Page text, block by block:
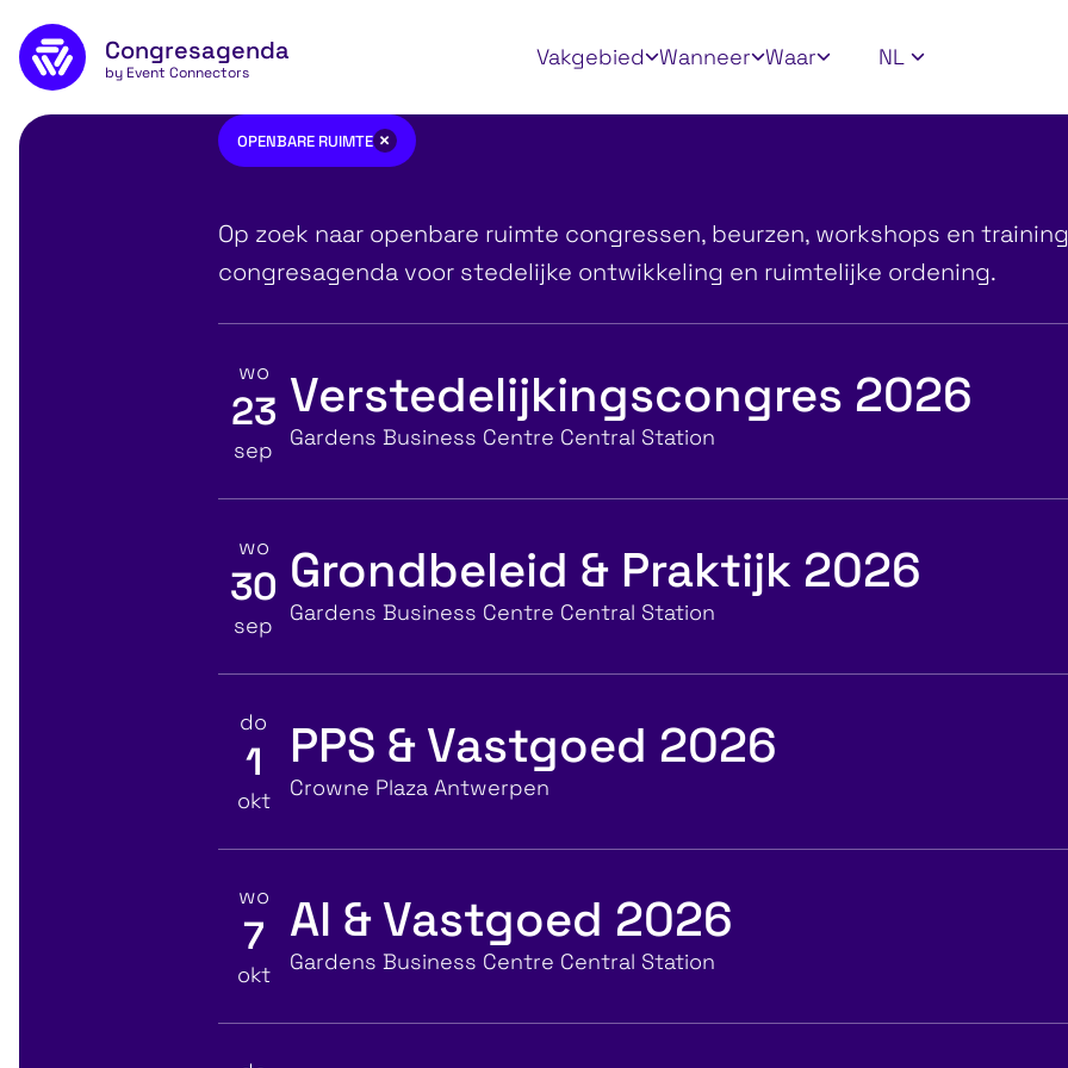
Naar de inhoud
Congresagenda
by Event Connectors
Vakgebied Wanneer Waar
Apply filters NL
openbare ruimte
OPENBARE RUIMTE ×
Op zoek naar openbare ruimte congressen, beurzen, workshops en
congresagenda voor stedelijke ontwikkeling en ruimtelijke ordening.
Bekijk details voor
wo
23
sep
Verstedelijkingscongres 2026
Locatie
Gardens Business Centre Central Station
Bekijk details voor
wo
30
sep
Grondbeleid & Praktijk 2026
Locatie
Gardens Business Centre Central Station
Bekijk details voor
do
1
okt
PPS & Vastgoed 2026
Locatie
Crowne Plaza Antwerpen
Bekijk details voor
wo
7
okt
AI & Vastgoed 2026
Locatie
Gardens Business Centre Central Station